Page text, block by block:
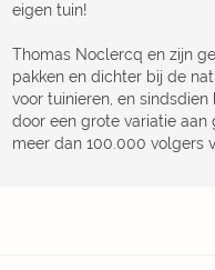
eigen tuin!
Thomas Noclercq en zijn
pakken en dichter bij de
voor tuinieren, en
door een grote variatie aan
meer dan 100.000 volgers